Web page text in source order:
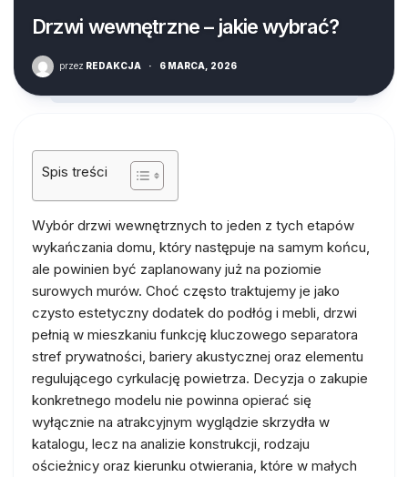
Drzwi wewnętrzne – jakie wybrać?
przez REDAKCJA · 6 MARCA, 2026
Spis treści
Wybór drzwi wewnętrznych to jeden z tych etapów
wykańczania domu, który następuje na samym końcu,
ale powinien być zaplanowany już na poziomie
surowych murów. Choć często traktujemy je jako
czysto estetyczny dodatek do podłóg i mebli, drzwi
pełnią w mieszkaniu funkcję kluczowego separatora
stref prywatności, bariery akustycznej oraz elementu
regulującego cyrkulację powietrza. Decyzja o zakupie
konkretnego modelu nie powinna opierać się
wyłącznie na atrakcyjnym wyglądzie skrzydła w
katalogu, lecz na analizie konstrukcji, rodzaju
ościeżnicy oraz kierunku otwierania, które w małych